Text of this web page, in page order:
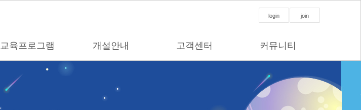
login join
교육프로그램 개설안내 고객센터 커뮤니티